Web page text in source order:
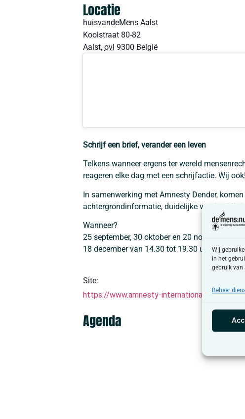
Wij
in het
gebruik van
Beheer
Locatie
huisvandeMens Aalst
Koolstraat 80-82
Aalst, ovl 9300 België
Schrijf een brief, verander een leven
Telkens wanneer ergens ter wereld
reageren elke dag met een schrijfactie. Wij ook!
In samenwerking met Amnesty Dender,
achtergrondinformatie, duidelijke
Wanneer?
25 september, 30 oktober en 20 november van
18 december van 14.30 tot 19.30 uur
Site:
https://www.amnesty-international.be/doe-
Agenda